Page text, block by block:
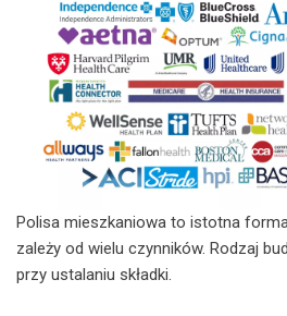
Polisa mieszkaniowa to istotna
zależy od wielu czynników. Rodzaj
przy ustalaniu składki.